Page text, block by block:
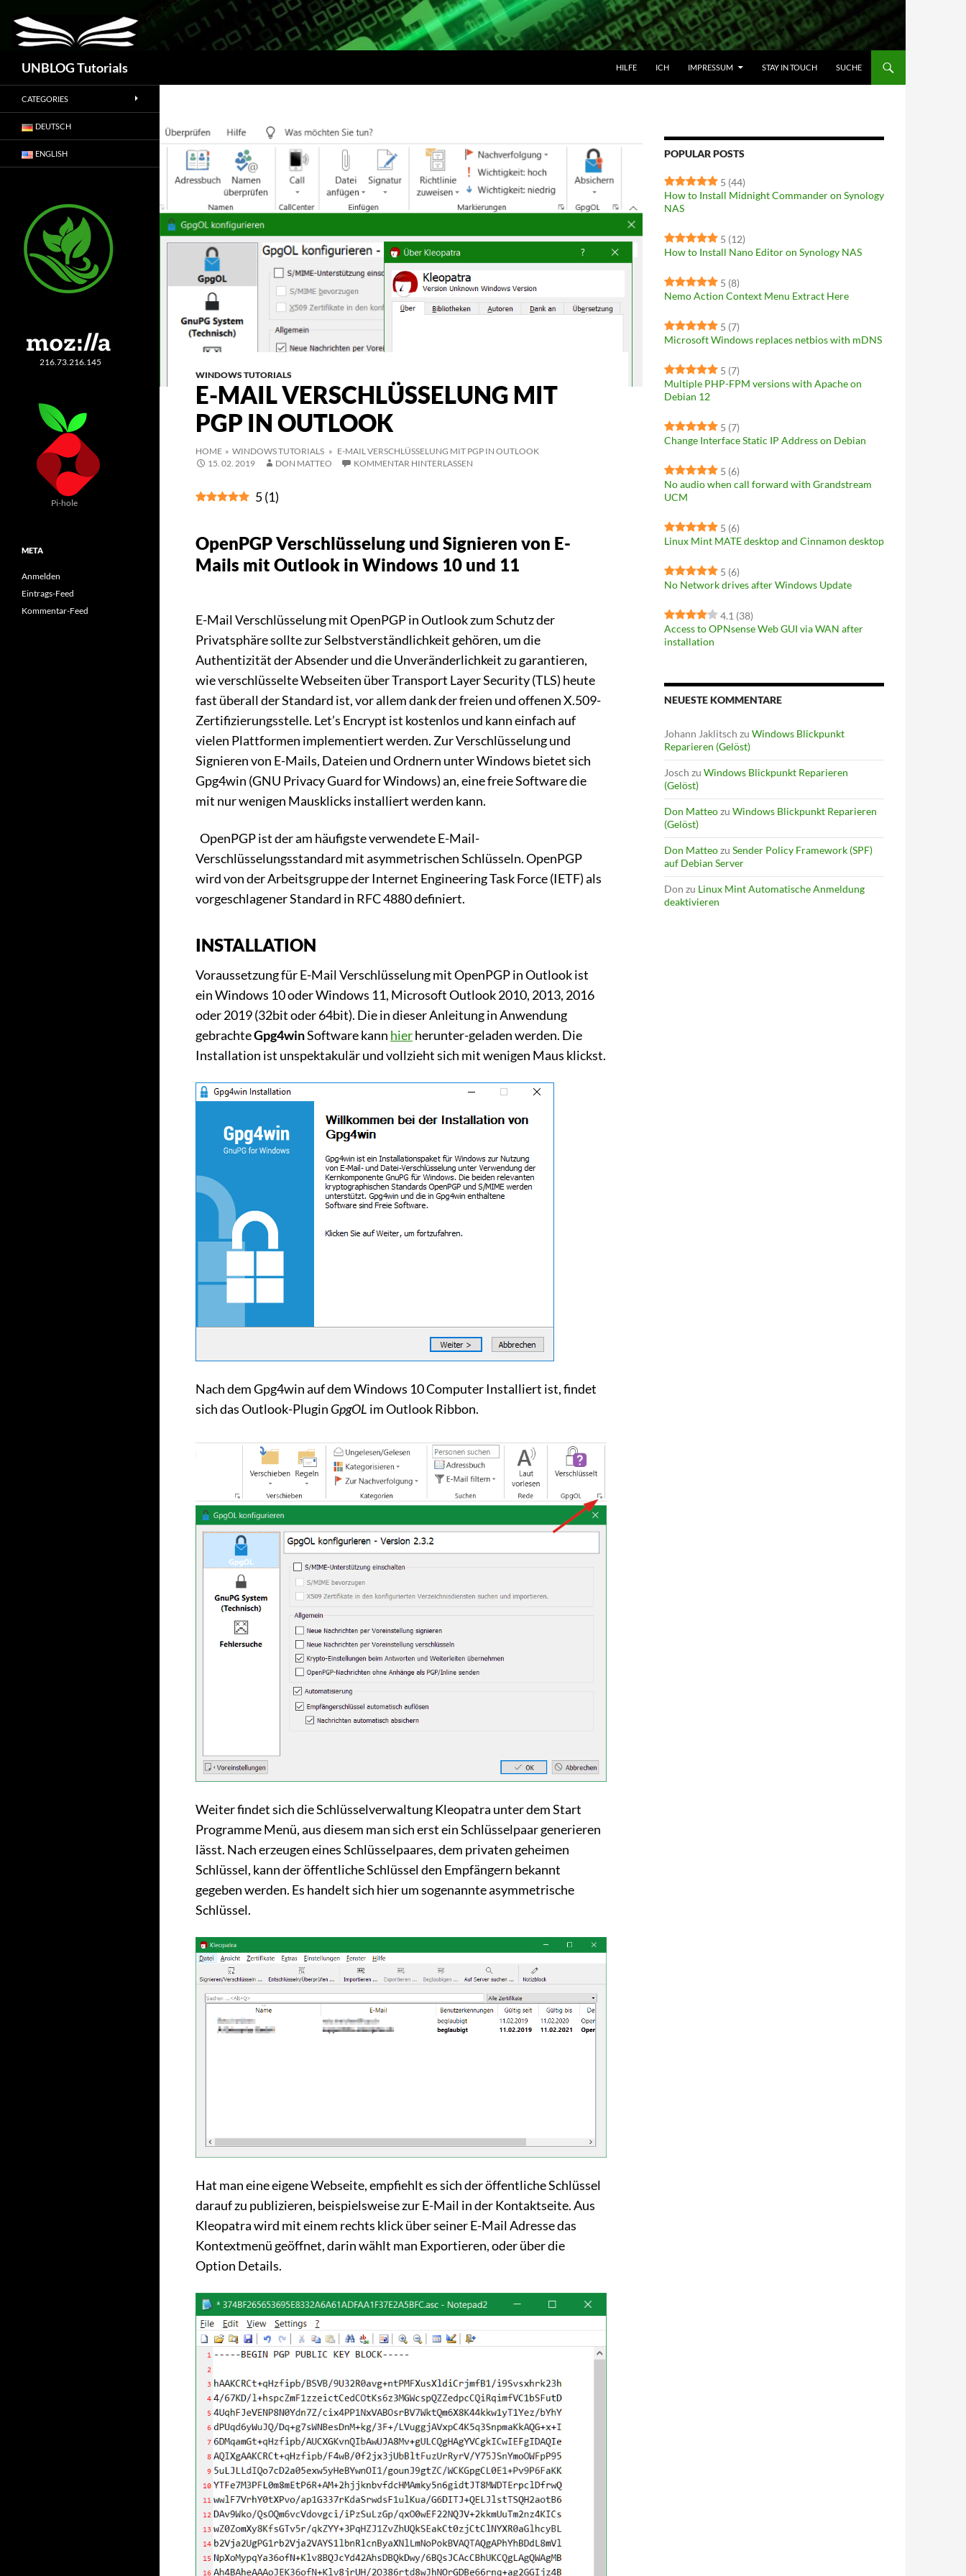
UNBLOG Tutorials
Suchen
HILFE
ICH IMPRESSUM STAY IN TOUCH SUCHE
WINDOWS TUTORIALS
E-MAIL VERSCHLÜSSELUNG MIT
PGP IN OUTLOOK
HOME » WINDOWS TUTORIALS » E-MAIL VERSCHLÜSSELUNG MIT PGP IN OUTLOOK
15. 02. 2019
DON MATTEO KOMMENTAR HINTERLASSEN
5(1)
OpenPGP Verschlüsselung und Signieren von E-
Mails mit Outlook in Windows 10 und 11
E-Mail Verschlüsselung mit OpenPGP in Outlook zum Schutz der
Privatsphäre sollte zur Selbstverständlichkeit gehören, um die
Authentizität der Absender und die Unveränderlichkeit zu garantieren,
wie verschlüsselte Webseiten über Transport Layer Security (TLS) heute
fast überall der Standard ist, vor allem dank der freien und offenen X.509-
Zertifizierungsstelle. Let’s Encrypt ist kostenlos und kann einfach auf
vielen Plattformen implementiert werden. Zur Verschlüsselung und
Signieren von E-Mails, Dateien und Ordnern unter Windows bietet sich
Gpg4win (GNU Privacy Guard for Windows) an, eine freie Software die
mit nur wenigen Mausklicks installiert werden kann.
OpenPGP ist der am häufigste verwendete E-Mail-
Verschlüsselungsstandard mit asymmetrischen Schlüsseln. OpenPGP
wird von der Arbeitsgruppe der Internet Engineering Task Force (IETF) als
vorgeschlagener Standard in RFC 4880 definiert.
INSTALLATION
Voraussetzung für E-Mail Verschlüsselung mit OpenPGP in Outlook ist
ein Windows 10 oder Windows 11, Microsoft Outlook 2010, 2013, 2016
oder 2019 (32bit oder 64bit). Die in dieser Anleitung in Anwendung
gebrachteGpg4winSoftware kann hierherunter-geladen werden. Die
Installation ist unspektakulär und vollzieht sich mit wenigen Maus klickst.
Nach dem Gpg4win auf dem Windows 10 Computer Installiert ist, findet
sich das Outlook-Plugin GpgOL im Outlook Ribbon.
Weiter findet sich die Schlüsselverwaltung Kleopatra unter dem Start
Programme Menü, aus diesem man sich erst ein Schlüsselpaar generieren
lässt. Nach erzeugen eines Schlüsselpaares, dem privaten geheimen
Schlüssel, kann der öffentliche Schlüssel den Empfängern bekannt
gegeben werden. Es handelt sich hier um sogenannte asymmetrische
Schlüssel.
Hat man eine eigene Webseite, empfiehlt es sich der öffentliche Schlüssel
darauf zu publizieren, beispielsweise zur E-Mail in der Kontaktseite. Aus
Kleopatra wird mit einem rechts klick über seiner E-Mail Adresse das
Kontextmenü geöffnet, darin wählt man Exportieren, oder über die
Option Details.
POPULAR POSTS
5 (44)
How to Install Midnight Commander on Synology
NAS
5 (12)
How to Install Nano Editor on Synology NAS
5 (8)
Nemo Action Context Menu Extract Here
5 (7)
Microsoft Windows replaces netbios with mDNS
5 (7)
Multiple PHP-FPM versions with Apache on
Debian 12
5 (7)
Change Interface Static IP Address on Debian
5 (6)
No audio when call forward with Grandstream
UCM
5 (6)
Linux Mint MATE desktop and Cinnamon desktop
5 (6)
No Network drives after Windows Update
4.1 (38)
Access to OPNsense Web GUI via WAN after
installation
NEUESTE KOMMENTARE
Johann Jaklitsch zu Windows Blickpunkt
Reparieren (Gelöst)
Josch zu Windows Blickpunkt Reparieren
(Gelöst)
Don Matteozu Windows Blickpunkt Reparieren
(Gelöst)
Don Matteozu Sender Policy Framework (SPF)
auf Debian Server
Don zu Linux Mint Automatische Anmeldung
deaktivieren
CATEGORIES
DEUTSCH
ENGLISH
216.73.216.145
Pi-hole
META
Anmelden
Eintrags-Feed
Kommentar-Feed